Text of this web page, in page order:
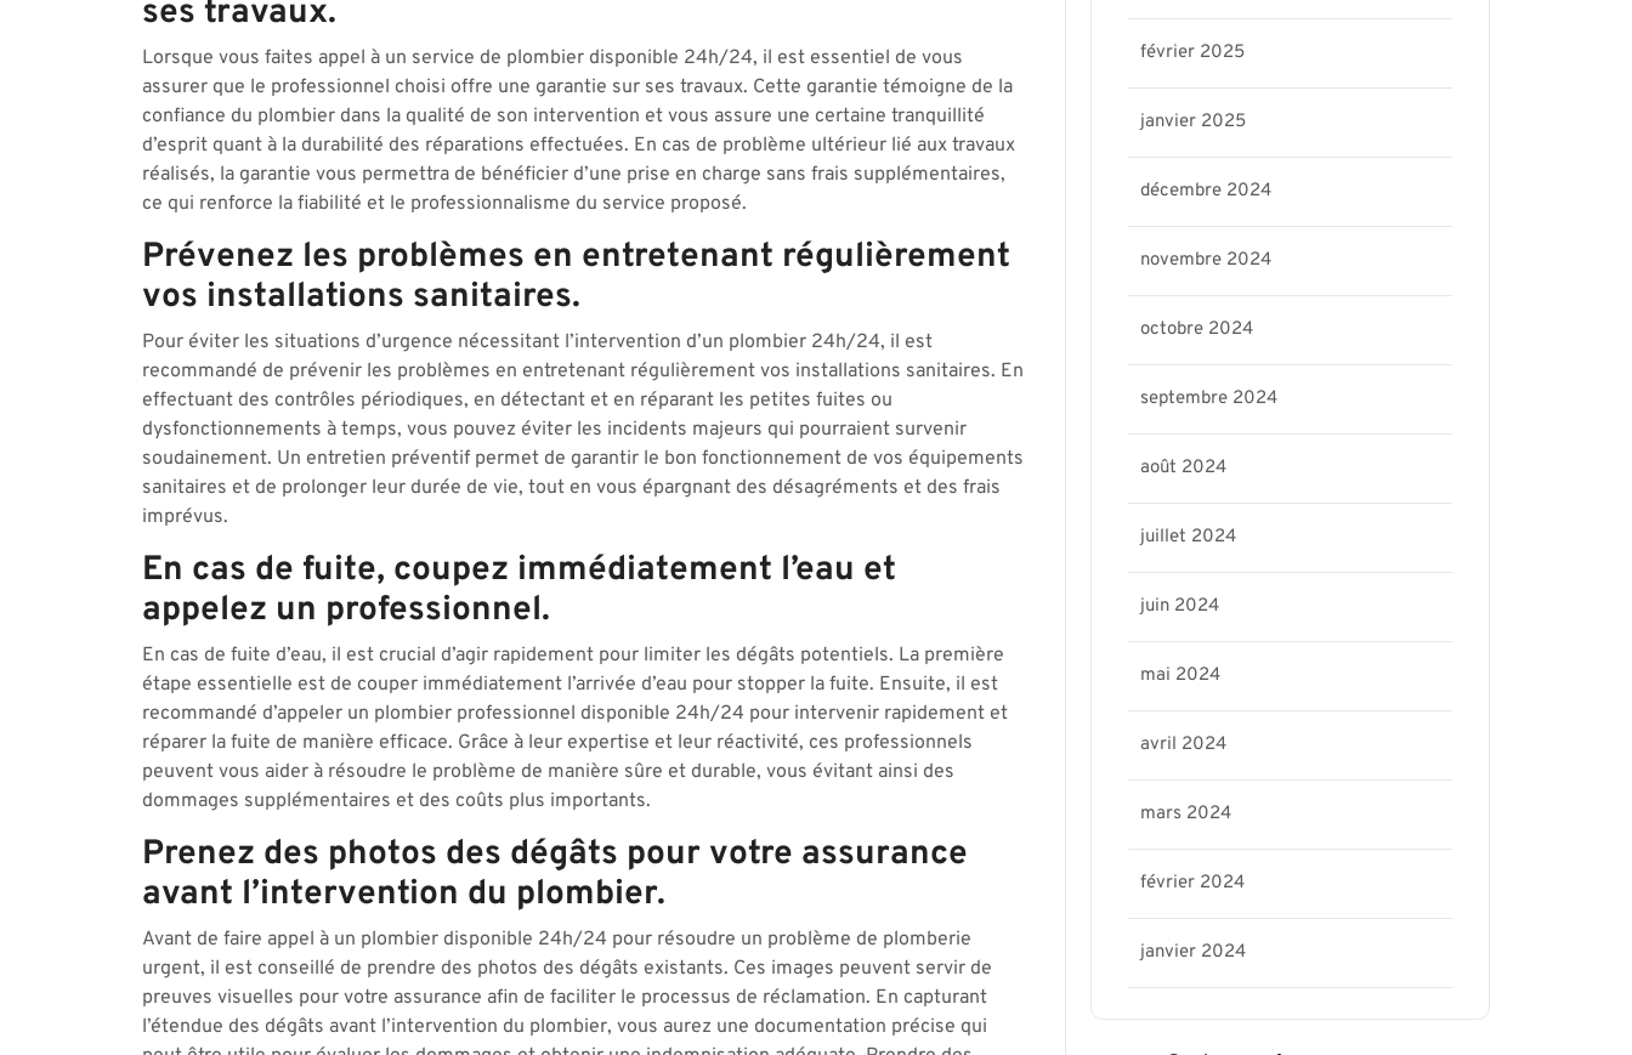
ses travaux.
Lorsque vous faites appel à un service de plombier disponible 24h/24, il est essentiel de vous
assurer que le professionnel choisi offre une garantie sur ses travaux. Cette garantie témoigne de la
confiance du plombier dans la qualité de son intervention et vous assure une certaine tranquillité
d’esprit quant à la durabilité des réparations effectuées. En cas de problème ultérieur lié aux travaux
réalisés, la garantie vous permettra de bénéficier d’une prise en charge sans frais supplémentaires,
ce qui renforce la fiabilité et le professionnalisme du service proposé.
Prévenez les problèmes en entretenant régulièrement
vos installations sanitaires.
Pour éviter les situations d’urgence nécessitant l’intervention d’un plombier 24h/24, il est
recommandé de prévenir les problèmes en entretenant régulièrement vos installations sanitaires. En
effectuant des contrôles périodiques, en détectant et en réparant les petites fuites ou
dysfonctionnements à temps, vous pouvez éviter les incidents majeurs qui pourraient survenir
soudainement. Un entretien préventif permet de garantir le bon fonctionnement de vos équipements
sanitaires et de prolonger leur durée de vie, tout en vous épargnant des désagréments et des frais
imprévus.
En cas de fuite, coupez immédiatement l’eau et
appelez un professionnel.
En cas de fuite d’eau, il est crucial d’agir rapidement pour limiter les dégâts potentiels. La première
étape essentielle est de couper immédiatement l’arrivée d’eau pour stopper la fuite. Ensuite, il est
recommandé d’appeler un plombier professionnel disponible 24h/24 pour intervenir rapidement et
réparer la fuite de manière efficace. Grâce à leur expertise et leur réactivité, ces professionnels
peuvent vous aider à résoudre le problème de manière sûre et durable, vous évitant ainsi des
dommages supplémentaires et des coûts plus importants.
Prenez des photos des dégâts pour votre assurance
avant l’intervention du plombier.
Avant de faire appel à un plombier disponible 24h/24 pour résoudre un problème de plomberie
urgent, il est conseillé de prendre des photos des dégâts existants. Ces images peuvent servir de
preuves visuelles pour votre assurance afin de faciliter le processus de réclamation. En capturant
l’étendue des dégâts avant l’intervention du plombier, vous aurez une documentation précise qui
février 2025
janvier 2025
décembre 2024
novembre 2024
octobre 2024
septembre 2024
août 2024
juillet 2024
juin 2024
mai 2024
avril 2024
mars 2024
février 2024
janvier 2024